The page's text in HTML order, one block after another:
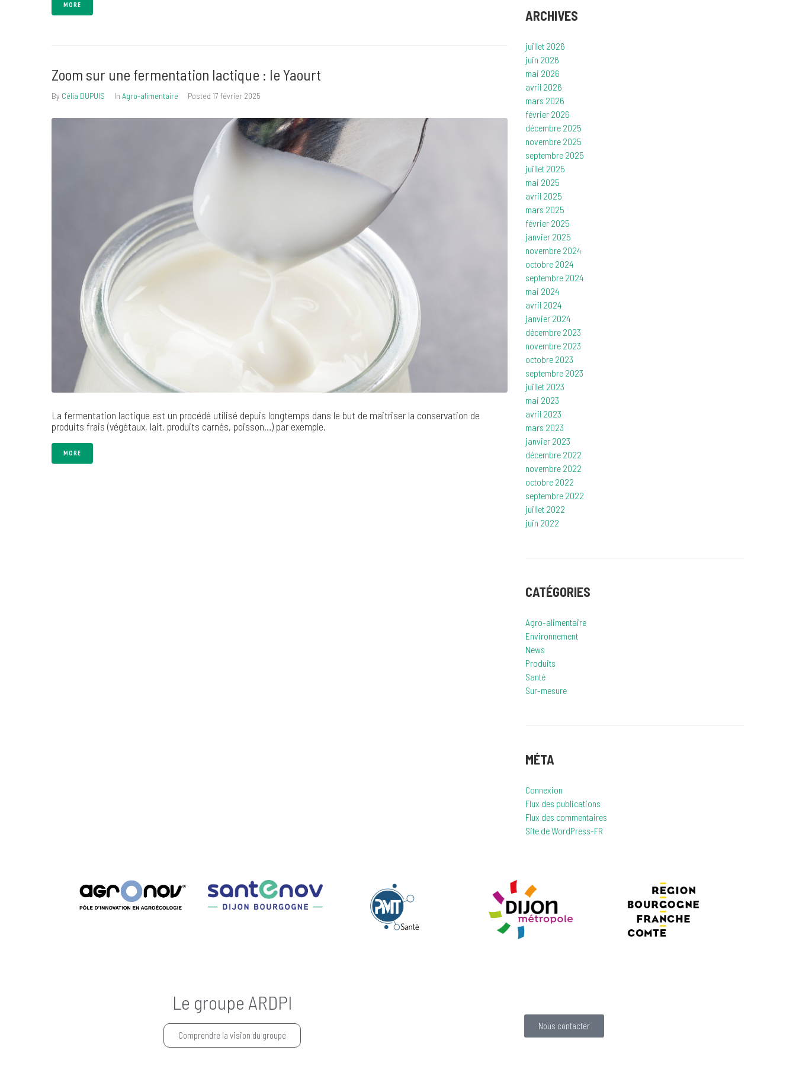
MORE
Zoom sur une fermentation lactique : le Yaourt
By Célia DUPUIS In Agro-alimentaire Posted 17 février 2025
La fermentation lactique est un procédé utilisé depuis longtemps dans le but de maitriser la conservation de
produits frais (végétaux, lait, produits carnés, poisson…) par exemple.
MORE
ARCHIVES
juillet 2026
juin 2026
mai 2026
avril 2026
mars 2026
février 2026
décembre 2025
novembre 2025
septembre 2025
juillet 2025
mai 2025
avril 2025
mars 2025
février 2025
janvier 2025
novembre 2024
octobre 2024
septembre 2024
mai 2024
avril 2024
janvier 2024
décembre 2023
novembre 2023
octobre 2023
septembre 2023
juillet 2023
mai 2023
avril 2023
mars 2023
janvier 2023
décembre 2022
novembre 2022
octobre 2022
septembre 2022
juillet 2022
juin 2022
CATÉGORIES
Agro-alimentaire
Environnement
News
Produits
Santé
Sur-mesure
MÉTA
Connexion
Flux des publications
Flux des commentaires
Site de WordPress-FR
Le groupe ARDPI
Comprendre la vision du groupe
Nous contacter